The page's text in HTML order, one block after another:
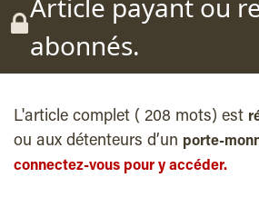
Article payant ou
abonnés.
L'article complet ( 208 mots) est
ou aux détenteurs d’un porte-
connectez-vous pour y accéder.